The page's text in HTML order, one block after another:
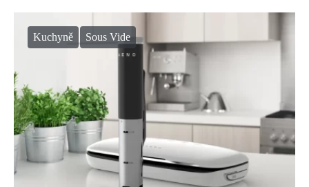
Kuchyně Sous Vide